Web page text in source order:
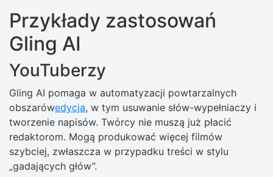
Przykłady zastosowań
Gling AI
YouTuberzy
Gling AI pomaga w automatyzacji powtarzalnych
obszarówedycja, w tym usuwanie słów-wypełniaczy i
tworzenie napisów. Twórcy nie muszą już płacić
redaktorom. Mogą produkować więcej filmów
szybciej, zwłaszcza w przypadku treści w stylu
„gadających głów”.